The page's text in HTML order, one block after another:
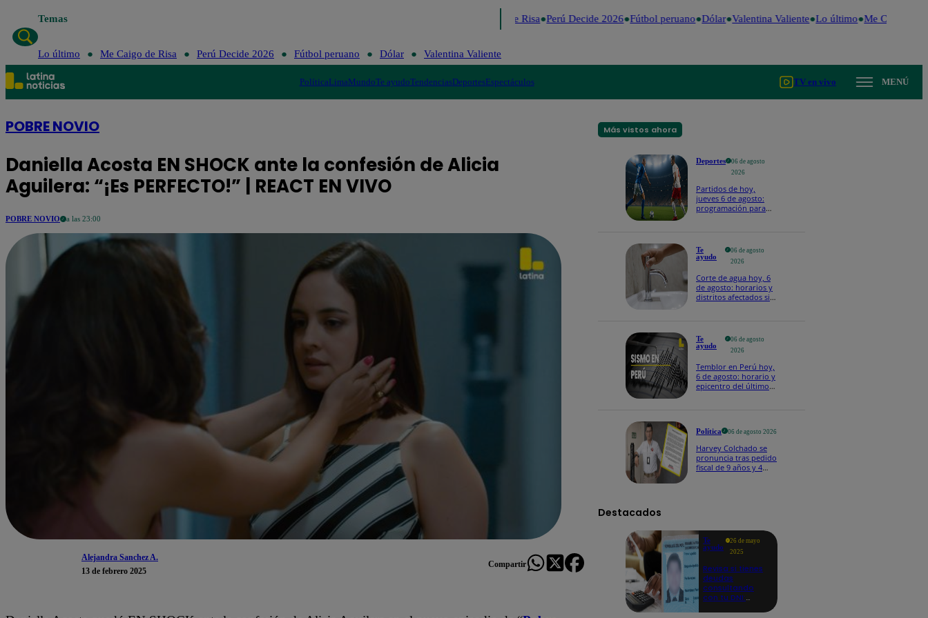
Temas Me Caigo de Risa Perú Decide 2026 Fútbol peruano Dólar Valentina Valiente Lo último Me Caigo de
Lo último Me Caigo de Risa Perú Decide 2026 Fútbol peruano Dólar Valentina Valiente
PolíticaLimaMundoTe ayudoTendenciasDeportesEspectáculos TV en vivo MENÚ
POBRE NOVIO
Daniella Acosta EN SHOCK ante la confesión de Alicia
Aguilera: “¡Es PERFECTO!” | REACT EN VIVO
POBRE NOVIO a las 23:00
Alejandra Sanchez A.
13 de febrero 2025
Compartir
Más vistos ahora
Deportes
06 de agosto
2026
Partidos de hoy,
jueves 6 de agosto:
programación para
Te
ayudo
06 de agosto
2026
Corte de agua hoy, 6
de agosto: horarios y
distritos afectados sin
Te
ayudo
06 de agosto
2026
Temblor en Perú hoy,
6 de agosto: horario y
epicentro del último
Política 06 de agosto 2026
Harvey Colchado se
pronuncia tras pedido
fiscal de 9 años y 4
Destacados
Te
ayudo
26 de mayo
2025
Revisa si tienes
deudas
consultando
con tu DNI: